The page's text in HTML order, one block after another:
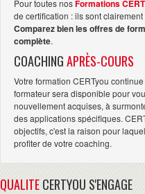
Pour toutes nosFormations
de certification : ils sont
Comparez bien les offres de
complète.
COACHINGAPRÈS-COURS
Votre formation CERTyou
formateur sera disponible pour
nouvellement acquises, à
des applications spécifiques.
objectifs, c'est la raison pour
profiter de votre coaching.
QUALITECERTYOU S'ENGAGE